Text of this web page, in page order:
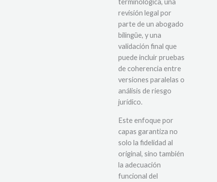
terminológica, una
revisión legal por
parte de un abogado
bilingüe, y una
validación final que
puede incluir pruebas
de coherencia entre
versiones paralelas o
análisis de riesgo
jurídico.
Este enfoque por
capas garantiza no
solo la fidelidad al
original, sino también
la adecuación
funcional del